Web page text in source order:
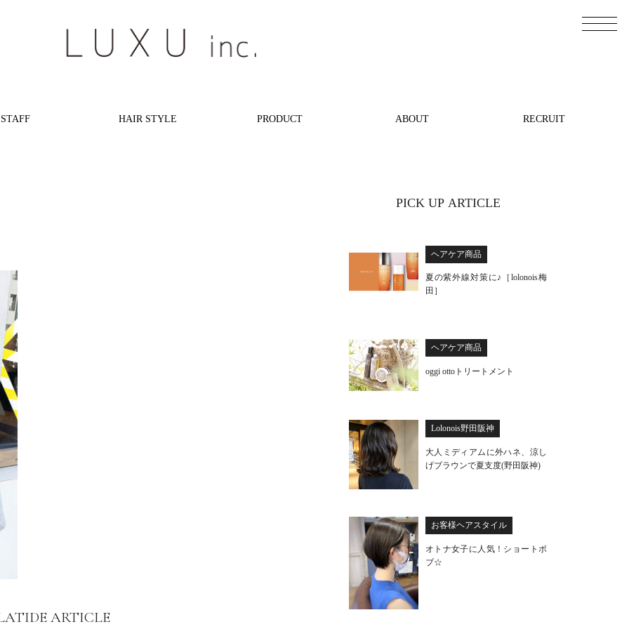
STAFF HAIR STYLE PRODUCT ABOUT RECRUIT
ARTICLE
PICK UP ARTICLE
ヘアケア商品
夏の紫外線対策に♪［lolonois梅
田］
ヘアケア商品
oggi ottoトリートメント
Lolonois野田阪神
大人ミディアムに外ハネ、涼し
げブラウンで夏支度(野田阪神)
お客様ヘアスタイル
オトナ女子に人気！ショートボ
ブ☆